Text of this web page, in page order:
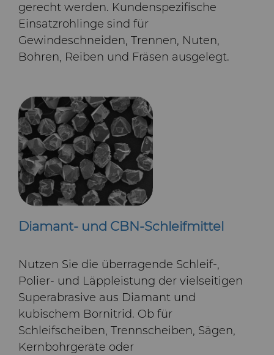
gerecht werden. Kundenspezifische
Einsatzrohlinge sind für
Gewindeschneiden, Trennen, Nuten,
Bohren, Reiben und Fräsen ausgelegt.
Diamant- und CBN-Schleifmittel
Nutzen Sie die überragende Schleif‑,
Polier- und Läppleistung der vielseitigen
Superabrasive aus Diamant und
kubischem Bornitrid. Ob für
Schleifscheiben, Trennscheiben, Sägen,
Kernbohrgeräte oder